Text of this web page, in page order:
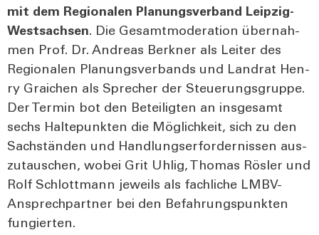
mit dem Regio­na­len Pla­nungs­ver­band Leip­zig-
West­sach­sen. Die Gesamt­mo­de­ra­ti­on über­nah­
men Prof. Dr. Andre­as Ber­kner als Lei­ter des
Regio­na­len Pla­nungs­ver­bands und Land­rat Hen­
ry Graichen als Spre­cher der Steue­rungs­grup­pe.
Der Ter­min bot den Betei­lig­ten an ins­ge­samt
sechs Hal­te­punk­ten die Mög­lich­keit, sich zu den
Sach­stän­den und Hand­lungs­er­for­der­nis­sen aus­
zu­tau­schen, wobei Grit Uhl­ig, Tho­mas Rös­ler und
Rolf Schlott­mann jeweils als fach­li­che LMBV-
Ansprech­part­ner bei den Befah­rungs­punk­ten
fun­gier­ten.